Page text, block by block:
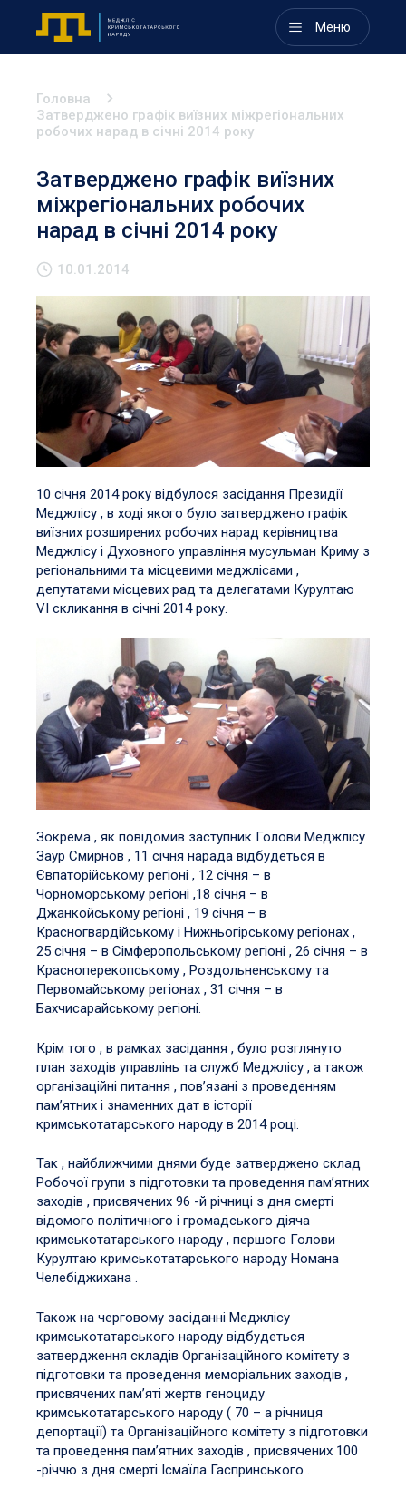
Меню
Головна
Затверджено графік виїзних міжрегіональних
робочих нарад в січні 2014 року
Затверджено графік виїзних
міжрегіональних робочих
нарад в січні 2014 року
10.01.2014
10 січня 2014 року відбулося засідання Президії
Меджлісу , в ході якого було затверджено графік
виїзних розширених робочих нарад керівництва
Меджлісу і Духовного управління мусульман Криму з
регіональними та місцевими меджлісами ,
депутатами місцевих рад та делегатами Курултаю
VI скликання в січні 2014 року.
Зокрема , як повідомив заступник Голови Меджлісу
Заур Смирнов , 11 січня нарада відбудеться в
Євпаторійському регіоні , 12 січня – в
Чорноморському регіоні ,18 січня – в
Джанкойському регіоні , 19 січня – в
Красногвардійському і Нижньогірському регіонах ,
25 січня – в Сімферопольському регіоні , 26 січня – в
Красноперекопському , Роздольненському та
Первомайському регіонах , 31 січня – в
Бахчисарайському регіоні.
Крім того , в рамках засідання , було розглянуто
план заходів управлінь та служб Меджлісу , а також
організаційні питання , пов’язані з проведенням
пам’ятних і знаменних дат в історії
кримськотатарського народу в 2014 році.
Так , найближчими днями буде затверджено склад
Робочої групи з підготовки та проведення пам’ятних
заходів , присвячених 96 -й річниці з дня смерті
відомого політичного і громадського діяча
кримськотатарського народу , першого Голови
Курултаю кримськотатарського народу Номана
Челебіджихана .
Також на черговому засіданні Меджлісу
кримськотатарського народу відбудеться
затвердження складів Організаційного комітету з
підготовки та проведення меморіальних заходів ,
присвячених пам’яті жертв геноциду
кримськотатарського народу ( 70 – а річниця
депортації) та Організаційного комітету з підготовки
та проведення пам’ятних заходів , присвячених 100
-річчю з дня смерті Ісмаїла Гаспринського .